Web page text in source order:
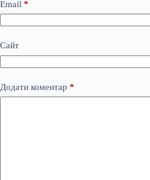
Email *
Сайт
Додати коментар *